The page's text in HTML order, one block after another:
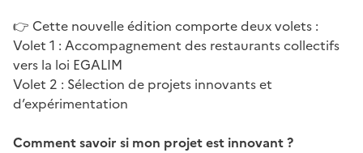
👉 Cette nouvelle édition comporte deux volets :
Volet 1 : Accompagnement des restaurants collectifs
vers la loi EGALIM
Volet 2 : Sélection de projets innovants et
d’expérimentation
Comment savoir si mon projet est innovant ?